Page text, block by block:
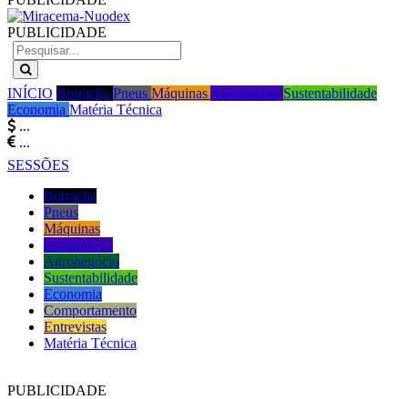
PUBLICIDADE
INÍCIO Borracha Pneus Máquinas Automotivo Sustentabilidade
Economia Matéria Técnica
...
...
SESSÕES
Borracha
Pneus
Máquinas
Automotivo
Agronegócio
Sustentabilidade
Economia
Comportamento
Entrevistas
Matéria Técnica
PUBLICIDADE